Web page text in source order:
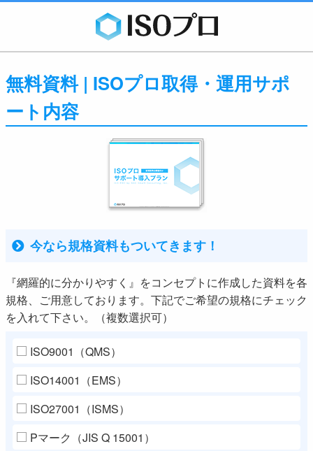
無料資料 | ISOプロ取得・運用サポ
ート内容
今なら規格資料もついてきます！
『網羅的に分かりやすく』をコンセプトに作成した資料を各
規格、ご用意しております。下記でご希望の規格にチェック
を入れて下さい。（複数選択可）
ISO9001（QMS）
ISO14001（EMS）
ISO27001（ISMS）
Pマーク（JIS Q 15001）